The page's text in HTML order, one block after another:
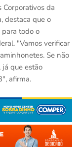
Corporativos da
destaca que o
todo o
"Vamos verificar
Se não
já que estão
afirma.